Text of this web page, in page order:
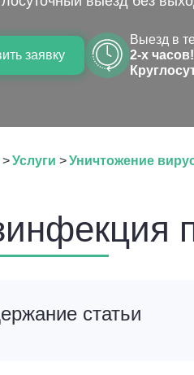
заявку
Выезд в
2-х часов!
>Услуги >Уничтожение
статьи